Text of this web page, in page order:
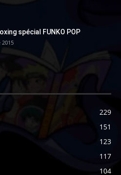
spécial FUNKO POP
2015
229
151
123
117
104